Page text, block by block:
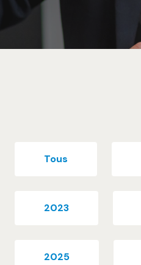
Tous
2023
2025